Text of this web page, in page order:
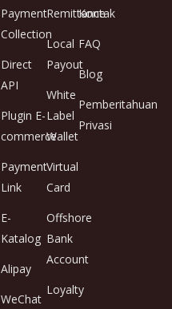
Payment
Collection
Direct
API
Plugin E-
commerce
Payment
Link
E-
Katalog
Alipay
WeChat
Remittance
Local
Payout
White
Label
Wallet
Virtual
Card
Offshore
Bank
Account
Loyalty
Kontak
FAQ
Blog
Pemberitahuan
Privasi